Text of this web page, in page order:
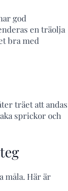
god
en träolja
bra med
träet att
sprickor och
måla. Här är